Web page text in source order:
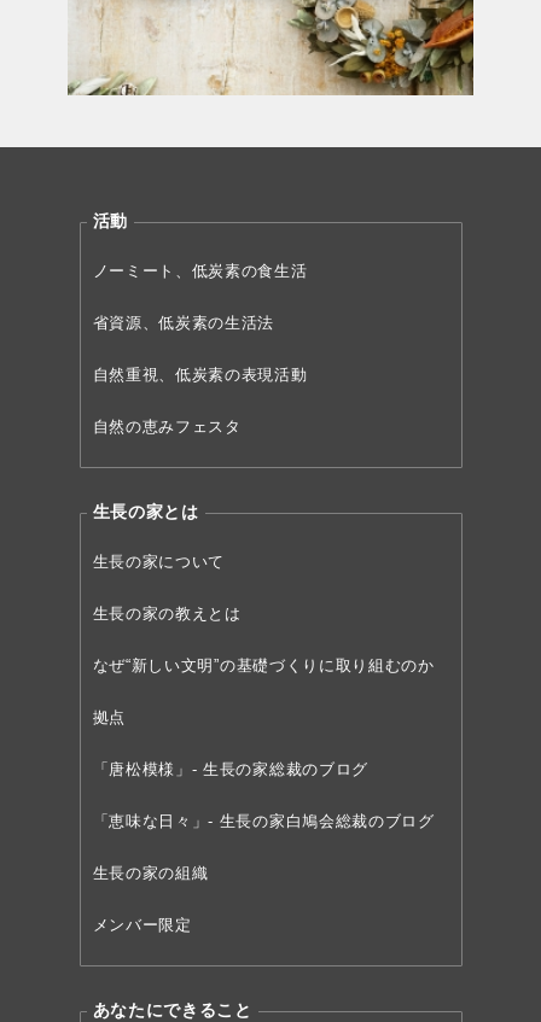
活動
ノーミート、低炭素の食生活
省資源、低炭素の生活法
自然重視、低炭素の表現活動
自然の恵みフェスタ
生長の家とは
生長の家について
生長の家の教えとは
なぜ“新しい文明”の基礎づくりに取り組むのか
拠点
「唐松模様」- 生長の家総裁のブログ
「恵味な日々」- 生長の家白鳩会総裁のブログ
生長の家の組織
メンバー限定
あなたにできること